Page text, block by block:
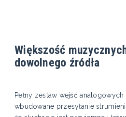
Większość
dowolnego źródła
Pełny zestaw wejść
wbudowane przesyłanie